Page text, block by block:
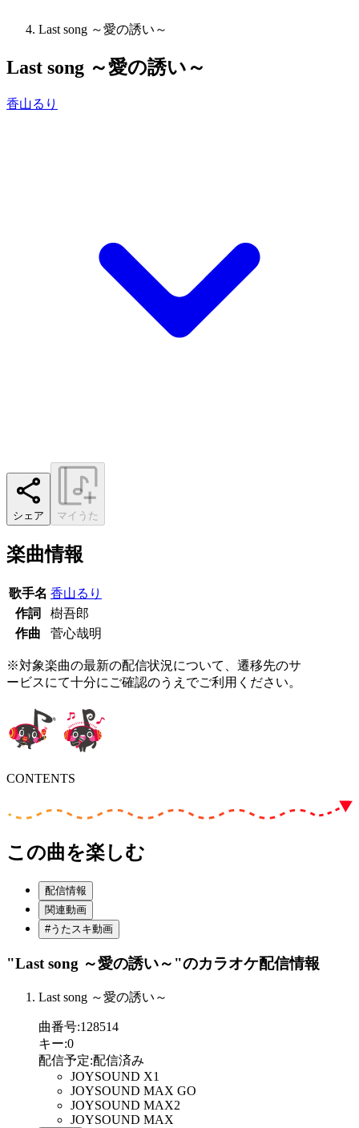
Last song ～愛の誘い～
Last song ～愛の誘い～
香山るり
シェア マイうた
楽曲情報
歌手名 香山るり
作詞
樹吾郎
作曲
菅心哉明
※対象楽曲の最新の配信状況について、遷移先のサ
ービスにて十分にご確認のうえでご利用ください。
CONTENTS
この曲を楽しむ
配信情報
関連動画
#うたスキ動画
"Last song ～愛の誘い～"のカラオケ配信情報
Last song ～愛の誘い～
曲番号:128514
キー:0
配信予定:配信済み
JOYSOUND X1
JOYSOUND MAX GO
JOYSOUND MAX2
JOYSOUND MAX